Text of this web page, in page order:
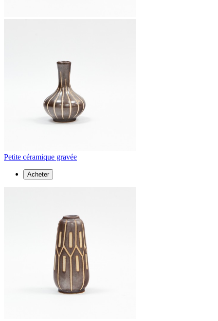
Petite céramique gravée
Acheter